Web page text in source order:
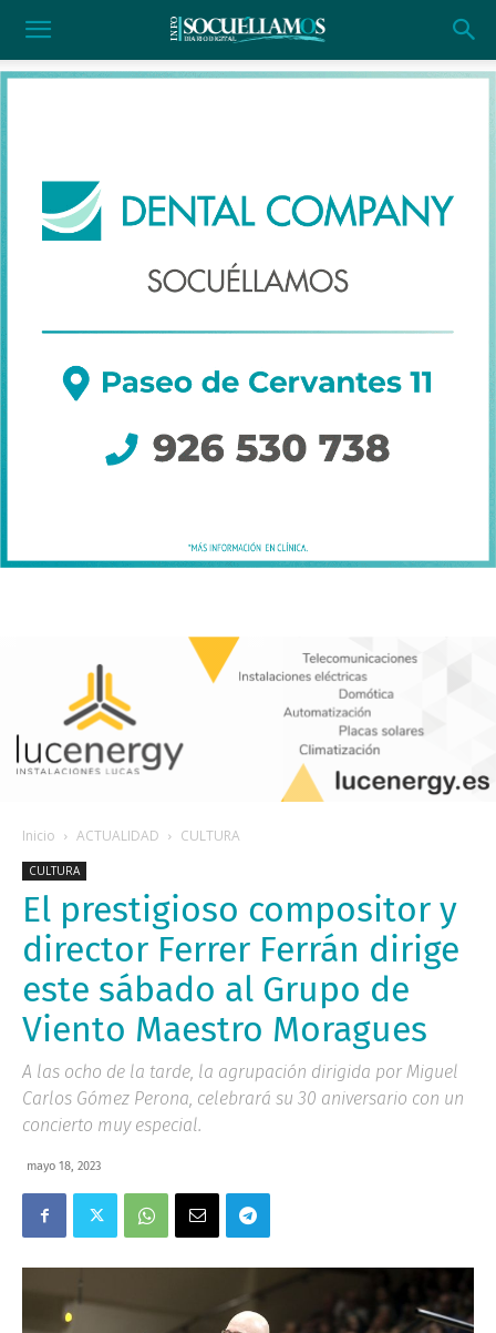
Inicio ACTUALIDAD CULTURA
CULTURA
El prestigioso compositor y
director Ferrer Ferrán dirige
este sábado al Grupo de
Viento Maestro Moragues
A las ocho de la tarde, la agrupación dirigida por Miguel
Carlos Gómez Perona, celebrará su 30 aniversario con un
concierto muy especial.
mayo 18, 2023